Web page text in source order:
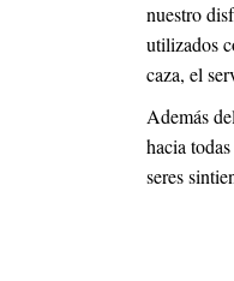
nuestro
utilizados
caza, el
Además
hacia
seres